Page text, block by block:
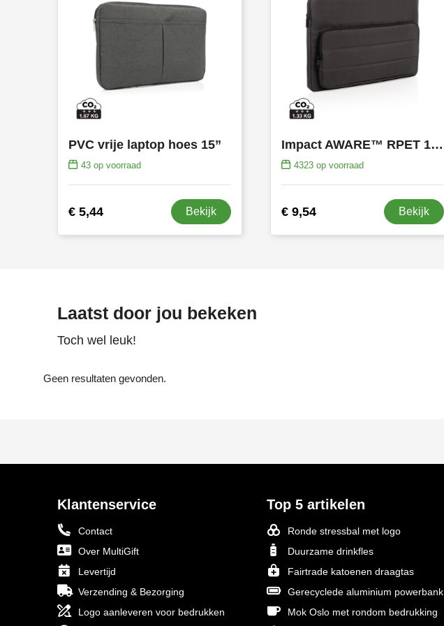
PVC vrije laptop hoes 15”
43op voorraad
€ 5,44 Bekijk
Impact AWARE™ RPET 15,6" laptophoes
4323op voorraad
€ 9,54 Bekijk
Laatst door jou bekeken
Toch wel leuk!
Geen resultaten gevonden.
Klantenservice
Contact
Over MultiGift
Levertijd
Verzending & Bezorging
Logo aanleveren voor bedrukken
Top 5 artikelen
Ronde stressbal met logo
Duurzame drinkfles
Fairtrade katoenen draagtas
Gerecyclede aluminium powerbank
Mok Oslo met rondom bedrukking